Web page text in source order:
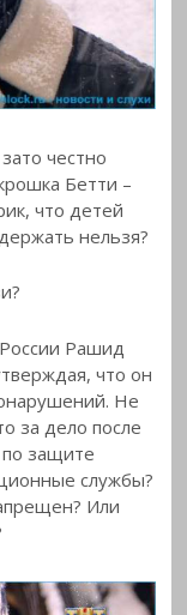
честно
Бетти –
что детей
нельзя?
Рашид
что он
Не
за дело после
по защите
службы?
Или